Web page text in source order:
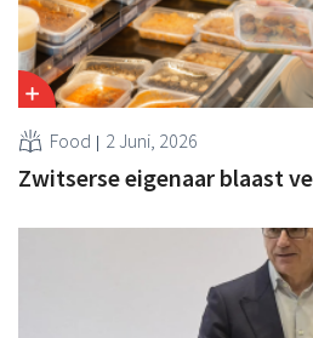
Food 2 Juni, 2026
Zwitserse eigenaar blaast